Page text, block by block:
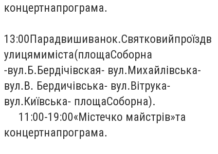
концертнапрограма.
13:00Парадвишиванок.Святковийпроїздв
улицямиміста(площаСоборна
-вул.Б.Бердічівская- вул.Михайлівська-
вул.В. Бердичівська- вул.Вітрука-
вул.Київська- площаСоборна).
11:00-19:00«Містечко майстрів»та
концертнапрограма.